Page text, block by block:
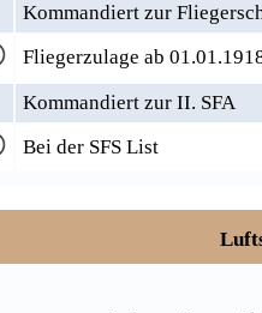
Kommandiert zur
Fliegerzulage ab
Kommandiert zur II. SFA
Bei der SFS List